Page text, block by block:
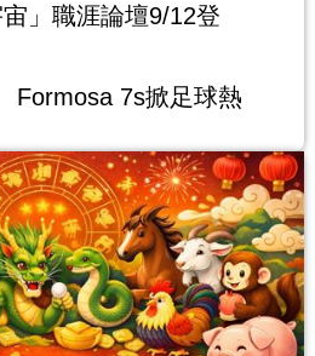
宙」職涯論壇9/12登
7s掀足球熱